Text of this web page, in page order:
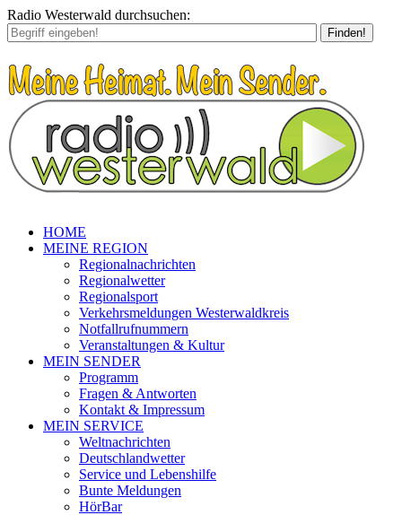
Radio Westerwald durchsuchen:
Finden!
HOME
MEINE REGION
Regionalnachrichten
Regionalwetter
Regionalsport
Verkehrsmeldungen Westerwaldkreis
Notfallrufnummern
Veranstaltungen & Kultur
MEIN SENDER
Programm
Fragen & Antworten
Kontakt & Impressum
MEIN SERVICE
Weltnachrichten
Deutschlandwetter
Service und Lebenshilfe
Bunte Meldungen
HörBar